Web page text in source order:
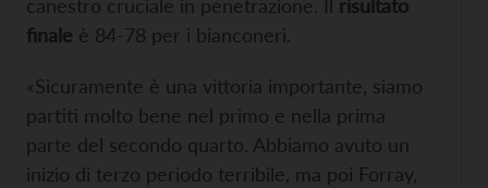
canestro cruciale in penetrazione. Il risultato
finale è 84-78 per i bianconeri.
«Sicuramente è una vittoria importante, siamo
partiti molto bene nel primo e nella prima
parte del secondo quarto. Abbiamo avuto un
inizio di terzo periodo terribile, ma poi Forray,